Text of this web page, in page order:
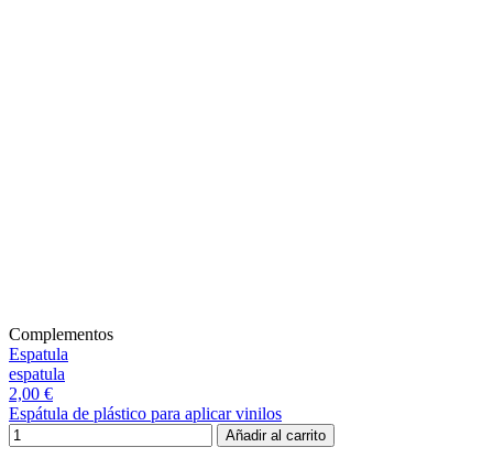
Complementos
Espatula
espatula
2,00 €
Espátula de plástico para aplicar vinilos
Añadir al carrito